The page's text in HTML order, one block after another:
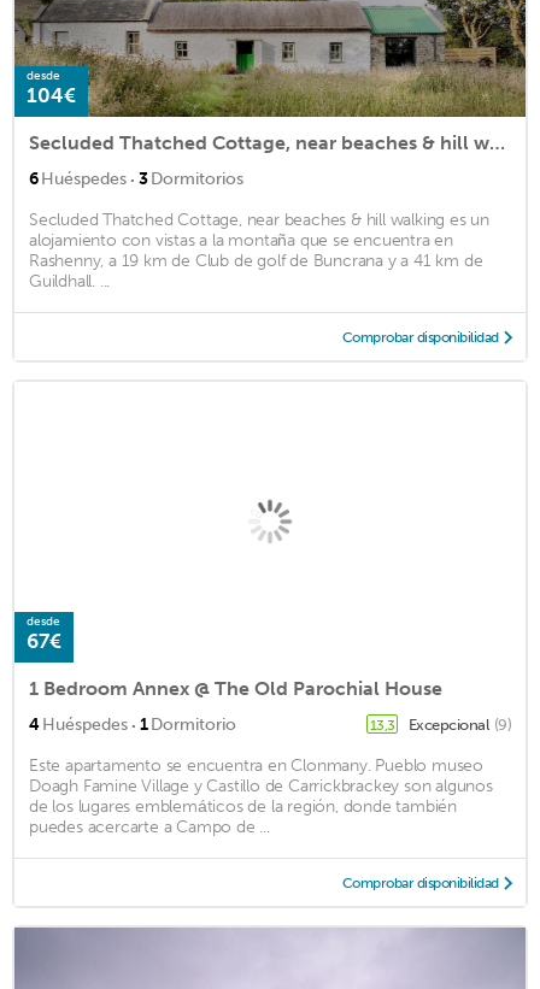
desde
104€
Secluded Thatched Cottage, near beaches & hill walking
6Huéspedes · 3Dormitorios
Secluded Thatched Cottage, near beaches & hill walking es un
alojamiento con vistas a la montaña que se encuentra en
Rashenny, a 19 km de Club de golf de Buncrana y a 41 km de
Guildhall. ...
Comprobar disponibilidad
desde
67€
1 Bedroom Annex @ The Old Parochial House
4Huéspedes · 1Dormitorio 13,3 Excepcional (9)
Este apartamento se encuentra en Clonmany. Pueblo museo
Doagh Famine Village y Castillo de Carrickbrackey son algunos
de los lugares emblemáticos de la región, donde también
puedes acercarte a Campo de ...
Comprobar disponibilidad